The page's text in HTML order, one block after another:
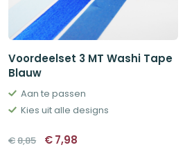
Voordeelset 3 MT Washi Tape
Blauw
Aan te passen
Kies uit alle designs
€8,85 Oorspronkelijke
prijs
€7,98